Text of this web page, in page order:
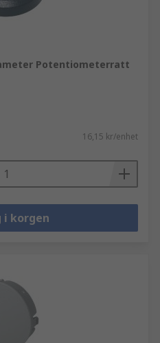
Potentiometerratt
16,15 kr/enhet
i korgen